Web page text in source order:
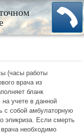
(часы работы
врача из
бланк
учете в данной
с собой амбулаторную
эпикриза. Если смерть
необходимо